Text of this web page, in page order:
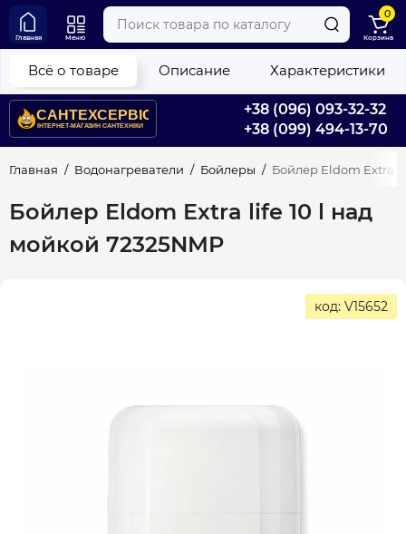
+38 (096) 093-32-32
+38 (099) 494-13-70
Главная Меню
0
Корзина
Главная Водонагреватели Бойлеры Бойлер Eldom Extra
Бойлер Eldom Extra life 10 l над
мойкой 72325NMP
Всё о товаре Описание Характеристики
код: V15652